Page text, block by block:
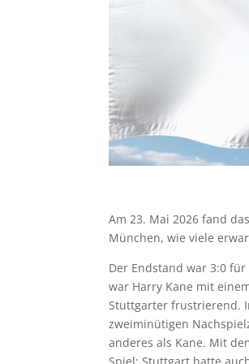
Am 23. Mai 2026 fand
München, wie viele
Der Endstand war 3:0
war Harry Kane mit
Stuttgarter frustrierend.
zweiminütigen
anderes als Kane. Mit
Spiel; Stuttgart hatte